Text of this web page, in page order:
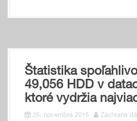
Štatistika
49,056 HDD v
ktoré vydržia
25. novembra 2015 Záchrana